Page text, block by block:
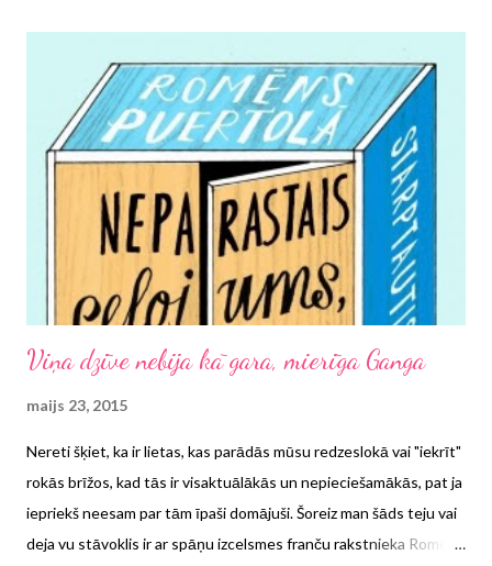
Viņa dzīve nebija kā gara, mierīga Ganga
maijs 23, 2015
Nereti šķiet, ka ir lietas, kas parādās mūsu redzeslokā vai "iekrīt"
rokās brīžos, kad tās ir visaktuālākās un nepieciešamākās, pat ja
iepriekš neesam par tām īpaši domājuši. Šoreiz man šāds teju vai
deja vu stāvoklis ir ar spāņu izcelsmes franču rakstnieka Romēna